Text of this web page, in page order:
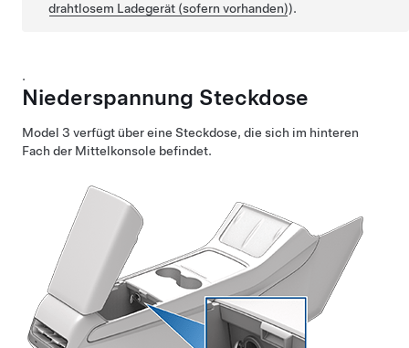
drahtlosem Ladegerät (sofern vorhanden)).
.
Niederspannung Steckdose
Model 3 verfügt über eine Steckdose, die sich im hinteren
Fach der Mittelkonsole befindet.